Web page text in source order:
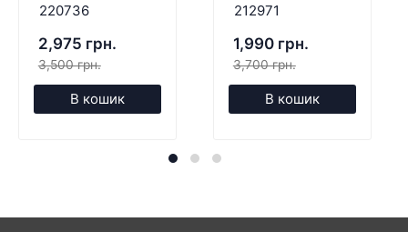
220736
2,975 грн.
3,500 грн.
В кошик
212971
1,990 грн.
3,700 грн.
В кошик